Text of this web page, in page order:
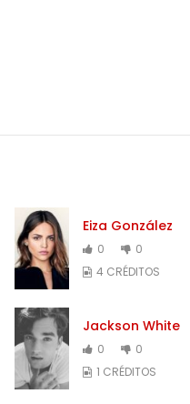
Eiza González
0
0
4 CRÉDITOS
Jackson White
0
0
1 CRÉDITOS